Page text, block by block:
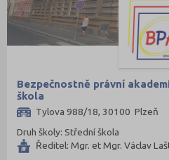
Bezpečnostně právní
škola
Tylova 988/18, 30100 Plzeň
Druh školy: Střední škola
Ředitel: Mgr. et Mgr. Václav